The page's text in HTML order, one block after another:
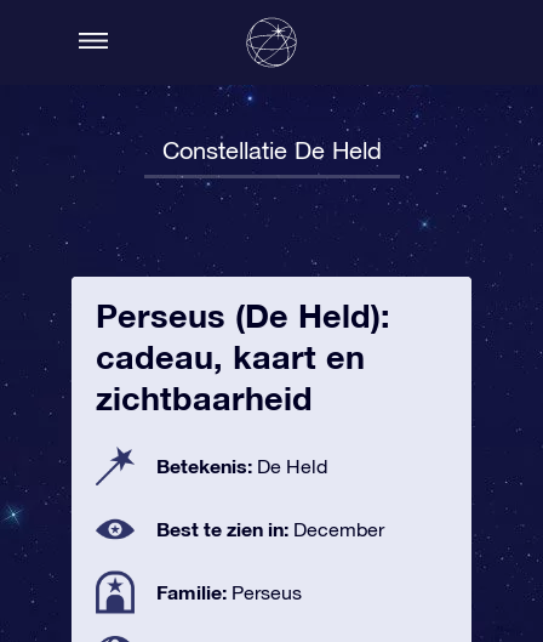
Constellatie De Held
Perseus (De Held):
cadeau, kaart en
zichtbaarheid
Betekenis: De Held
Best te zien in: December
Familie: Perseus